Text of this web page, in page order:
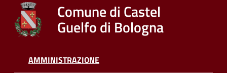
Comune di Castel
Guelfo di Bologna
AMMINISTRAZIONE